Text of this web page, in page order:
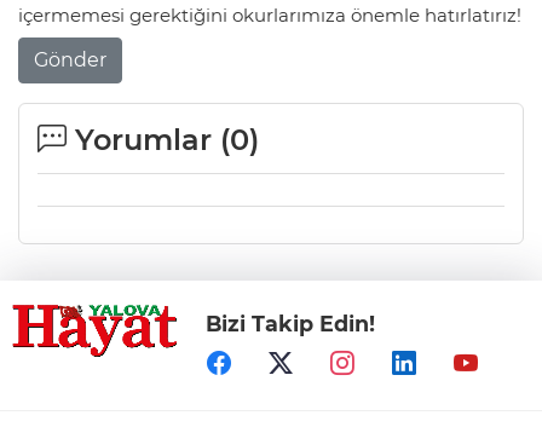
içermemesi gerektiğini okurlarımıza önemle hatırlatırız!
Gönder
Yorumlar (0)
Bizi Takip Edin!